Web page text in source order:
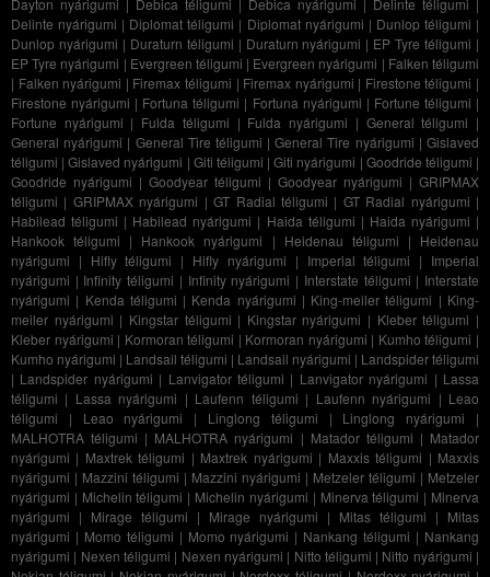
Delinte nyárigumi | Diplomat téligumi | Diplomat nyárigumi | Dunlop téligumi |
Dunlop nyárigumi | Duraturn téligumi | Duraturn nyárigumi | EP Tyre téligumi |
EP Tyre nyárigumi | Evergreen téligumi | Evergreen nyárigumi | Falken téligumi
| Falken nyárigumi | Firemax téligumi | Firemax nyárigumi | Firestone téligumi |
Firestone nyárigumi | Fortuna téligumi | Fortuna nyárigumi | Fortune téligumi |
Fortune nyárigumi | Fulda téligumi | Fulda nyárigumi | General téligumi |
General nyárigumi | General Tire téligumi |General Tire nyárigumi |Gislaved
téligumi |Gislaved nyárigumi | Giti téligumi |Giti nyárigumi | Goodride téligumi |
Goodride nyárigumi | Goodyear téligumi | Goodyear nyárigumi | GRIPMAX
téligumi | GRIPMAX nyárigumi |GT Radial téligumi | GT Radial nyárigumi |
Habilead téligumi | Habilead nyárigumi | Haida téligumi | Haida nyárigumi |
Hankook téligumi | Hankook nyárigumi | Heidenau téligumi | Heidenau
nyárigumi | Hifly téligumi | Hifly nyárigumi | Imperial téligumi | Imperial
nyárigumi | Infinity téligumi | Infinity nyárigumi | Interstate téligumi | Interstate
nyárigumi | Kenda téligumi | Kenda nyárigumi | King-meiler téligumi | King-
meiler nyárigumi | Kingstar téligumi | Kingstar nyárigumi | Kleber téligumi |
Kleber nyárigumi | Kormoran téligumi | Kormoran nyárigumi | Kumho téligumi |
Kumho nyárigumi | Landsail téligumi | Landsail nyárigumi | Landspider téligumi
| Landspider nyárigumi | Lanvigator téligumi | Lanvigator nyárigumi | Lassa
téligumi | Lassa nyárigumi | Laufenn téligumi | Laufenn nyárigumi | Leao
téligumi | Leao nyárigumi | Linglong téligumi | Linglong nyárigumi |
MALHOTRA téligumi | MALHOTRA nyárigumi | Matador téligumi | Matador
nyárigumi | Maxtrek téligumi | Maxtrek nyárigumi | Maxxis téligumi | Maxxis
nyárigumi | Mazzini téligumi | Mazzini nyárigumi | Metzeler téligumi | Metzeler
nyárigumi | Michelin téligumi | Michelin nyárigumi | Minerva téligumi | Minerva
nyárigumi | Mirage téligumi | Mirage nyárigumi | Mitas téligumi | Mitas
nyárigumi | Momo téligumi | Momo nyárigumi | Nankang téligumi | Nankang
nyárigumi | Nexen téligumi | Nexen nyárigumi | Nitto téligumi | Nitto nyárigumi |